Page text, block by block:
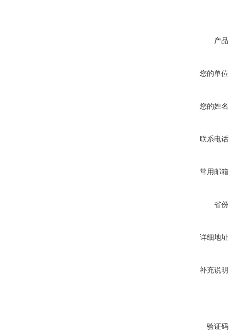
产品
您的单位
您的姓名
联系电话
常用邮箱
省份
详细地址
补充说明
验证码